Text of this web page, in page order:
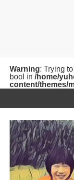
Warning: Trying
bool in /home/
content/themes/